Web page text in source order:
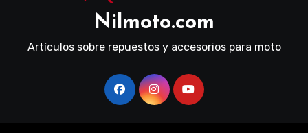
Nilmoto.com
Artículos sobre repuestos y accesorios para moto